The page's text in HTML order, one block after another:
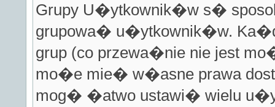
Grupy U�ytkownik�w s�
grupowa� u�ytkownik�w.
grup (co przewa�nie nie jest
mo�e mie� w�asne prawa
mog� �atwo ustawi� wielu